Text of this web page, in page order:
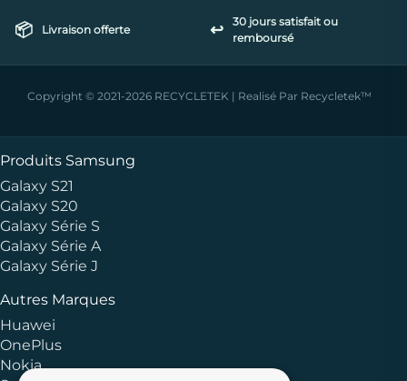
📦 Livraison offerte ↩️
30 jours satisfait ou
remboursé
Copyright © 2021-2026 RECYCLETEK | Realisé Par Recycletek™
Autres Marques
Huawei
OnePlus
Nokia
Produits Samsung
Galaxy S21
Galaxy S20
Galaxy Série S
Galaxy Série A
Galaxy Série J